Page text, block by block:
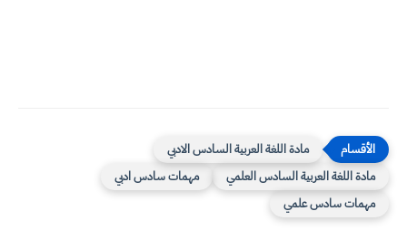
مادة اللغة العربية السادس الادبي
مادة اللغة العربية السادس العلمي
مهمات سادس ادبي
مهمات سادس علمي